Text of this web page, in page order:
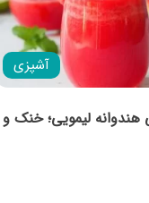
آشپزی
هندوانه لیمویی؛ خنک و